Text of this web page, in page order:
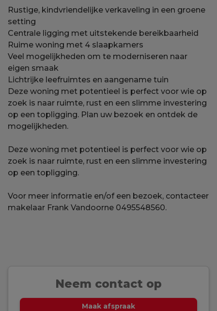
Rustige, kindvriendelijke verkaveling in een groene
setting
Centrale ligging met uitstekende bereikbaarheid
Ruime woning met 4 slaapkamers
Veel mogelijkheden om te moderniseren naar
eigen smaak
Lichtrijke leefruimtes en aangename tuin
Deze woning met potentieel is perfect voor wie op
zoek is naar ruimte, rust en een slimme investering
op een topligging. Plan uw bezoek en ontdek de
mogelijkheden.
Deze woning met potentieel is perfect voor wie op
zoek is naar ruimte, rust en een slimme investering
op een topligging.
Voor meer informatie en/of een bezoek, contacteer
makelaar Frank Vandoorne 0495548560.
Neem contact op
Maak afspraak